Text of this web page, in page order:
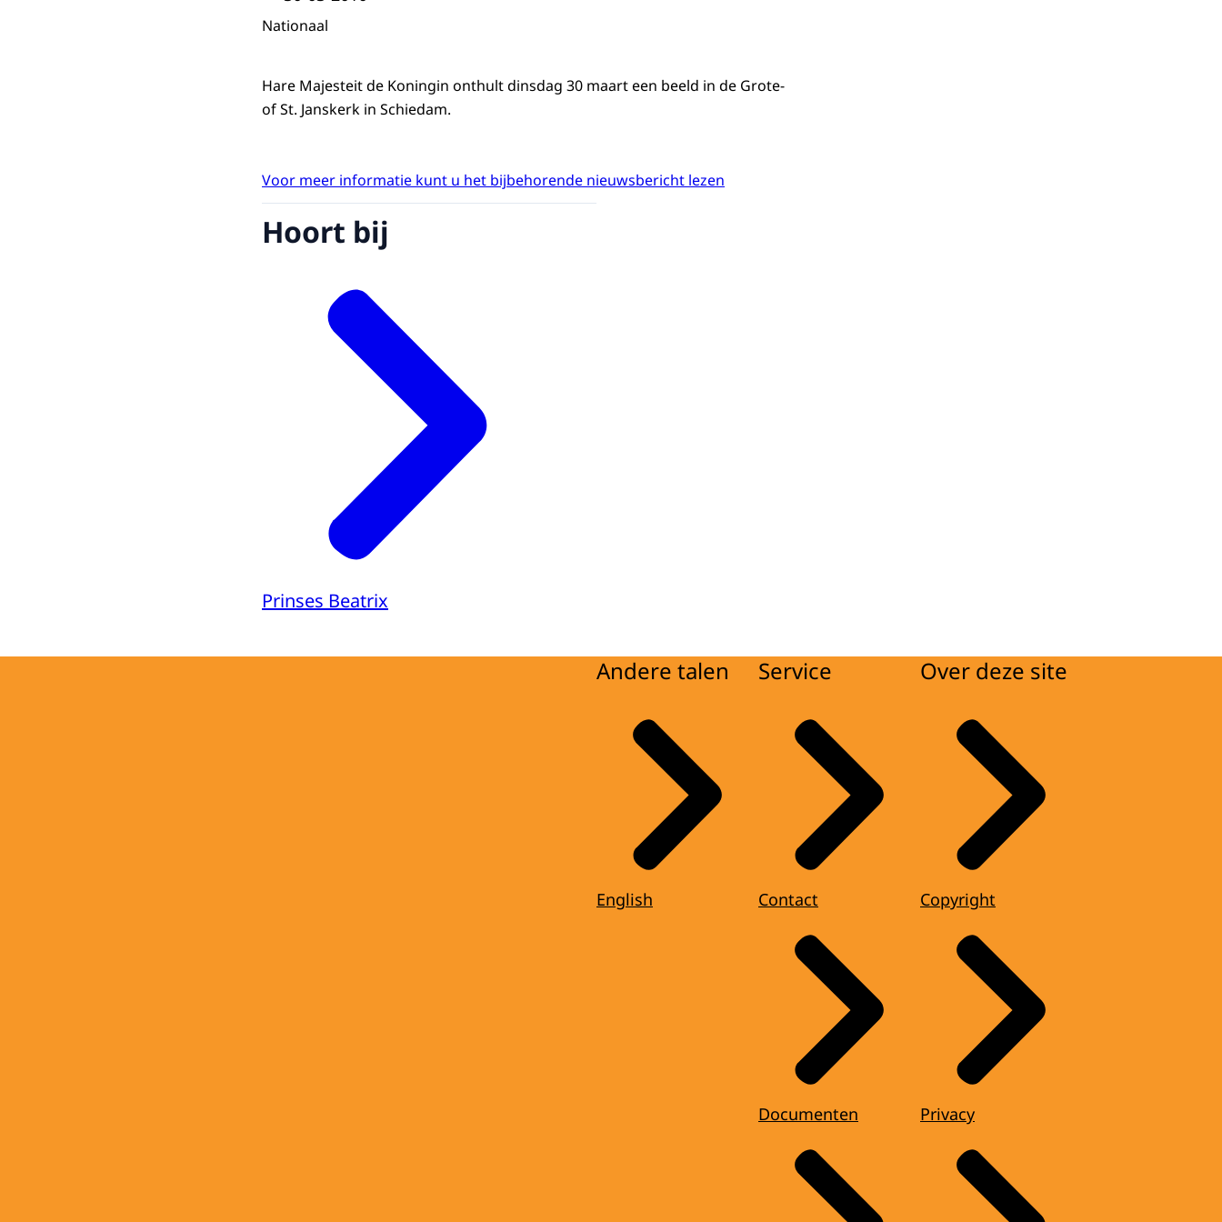
Nationaal
Hare Majesteit de Koningin onthult dinsdag 30 maart een beeld in de Grote-
of St. Janskerk in Schiedam.
Voor meer informatie kunt u het bijbehorende nieuwsbericht lezen
Hoort bij
Prinses Beatrix
Andere talen
English
Service
Contact
Documenten
Over deze site
Copyright
Privacy